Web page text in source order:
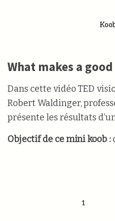
What makes a
Dans cette vidéo TED
Robert Waldinger,
présente les résultats
Objectif de ce mini koob :
1